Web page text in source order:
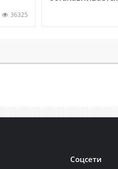
36325
Соцсети